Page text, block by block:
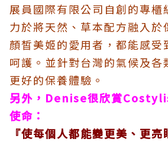
展員國際有限公司自創的專櫃
力於將天然、草本配方融入於
顏皙美姬的愛用者，都能感受
呵護。並針對台灣的氣候及各
更好的保養體驗。
另外，Denise很欣賞
使命：
『使每個人都能變更美、更